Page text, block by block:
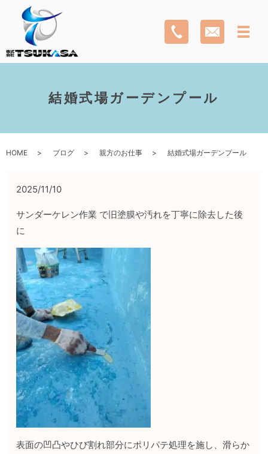
結婚式場ガーデンプール
HOME ブログ 親方のお仕事 結婚式場ガーデンプール
2025/11/10
サンダーケレン作業 で旧塗膜や汚れを丁寧に除去した後
に
表面の凹凸やひび割れ部分にポリパテ処理を施し、滑らか